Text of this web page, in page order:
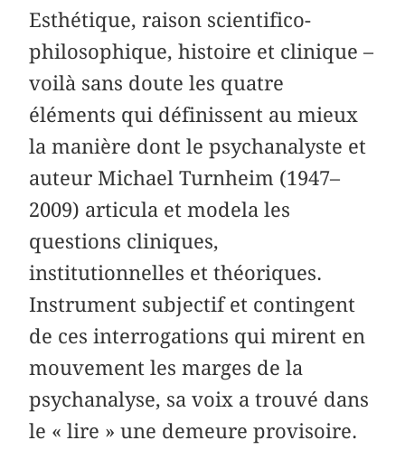
Esthétique, raison scientifico-
philosophique, histoire et clinique –
voilà sans doute les quatre
éléments qui définissent au mieux
la manière dont le psychanalyste et
auteur Michael Turnheim (1947–
2009) articula et modela les
questions cliniques,
institutionnelles et théoriques.
Instrument subjectif et contingent
de ces interrogations qui mirent en
mouvement les marges de la
psychanalyse, sa voix a trouvé dans
le « lire » une demeure provisoire.